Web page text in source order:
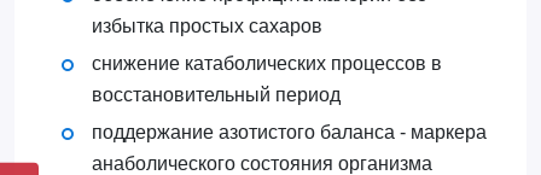
избытка простых сахаров
снижение катаболических процессов в
восстановительный период
поддержание азотистого баланса - маркера
анаболического состояния организма